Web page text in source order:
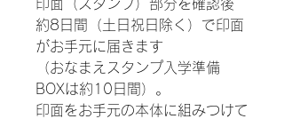
印面（スタンプ）部分を確認後
約8日間（土日祝日除く）で印面
がお手元に届きます
（おなまえスタンプ入学準備
BOXは約10日間）。
印面をお手元の本体に組みつけて